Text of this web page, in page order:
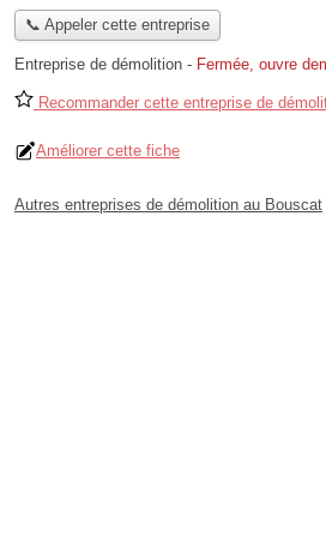
📞 Appeler cette entreprise
Entreprise de démolition - Fermée, ouvre
Recommander cette entreprise de
Améliorer cette fiche
Autres entreprises de démolition au Bouscat